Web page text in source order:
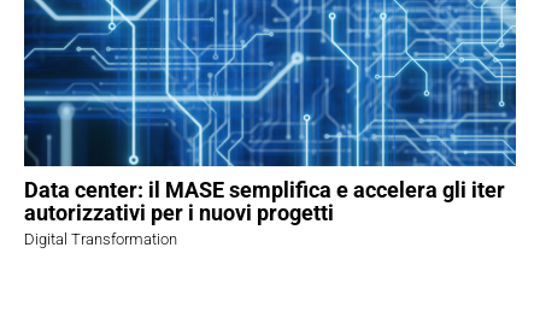
Data center: il MASE semplifica e accelera gli iter
autorizzativi per i nuovi progetti
Digital Transformation